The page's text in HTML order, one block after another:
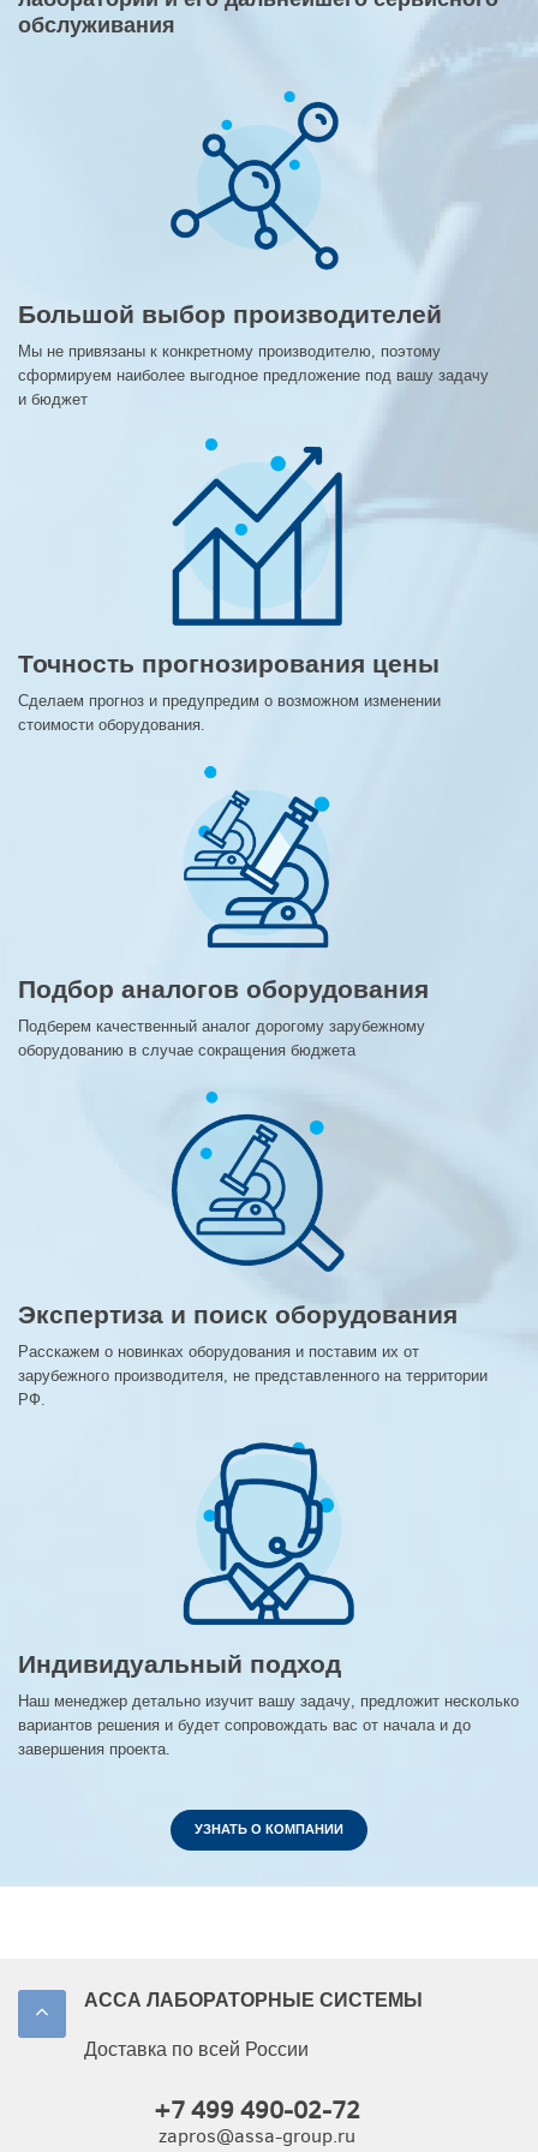
обслуживания
Большой выбор производителей
Мы не привязаны к конкретному производителю, поэтому
сформируем наиболее выгодное предложение под вашу задачу
и бюджет
Точность прогнозирования цены
Сделаем прогноз и предупредим о возможном изменении
стоимости оборудования.
Подбор аналогов оборудования
Подберем качественный аналог дорогому зарубежному
оборудованию в случае сокращения бюджета
Экспертиза и поиск оборудования
Расскажем о новинках оборудования и поставим их от
зарубежного производителя, не представленного на территории
РФ.
Индивидуальный подход
Наш менеджер детально изучит вашу задачу, предложит несколько
вариантов решения и будет сопровождать вас от начала и до
завершения проекта.
УЗНАТЬ О КОМПАНИИ
АССА ЛАБОРАТОРНЫЕ СИСТЕМЫ
Доставка по всей России
+7 499 490-02-72
zapros@assa-group.ru